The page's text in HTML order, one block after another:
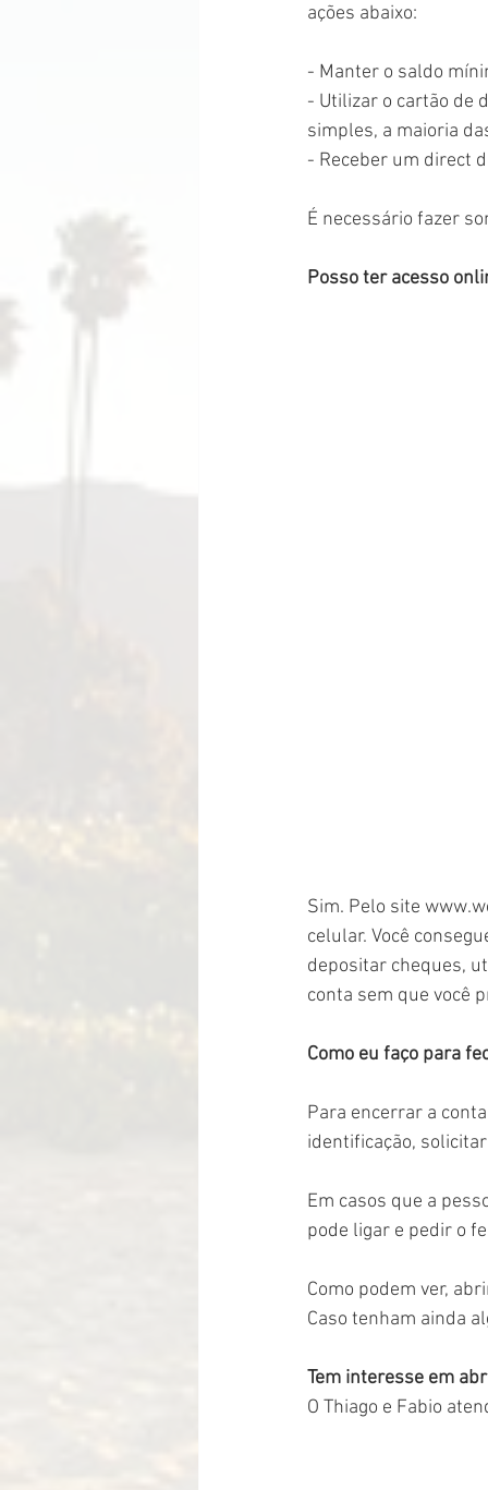
ações abaixo:
- Manter o saldo
- Utilizar o cartão de
simples, a maioria
- Receber um direct
É necessário fazer
Posso ter acesso
Sim. Pelo site
celular. Você
depositar cheques,
conta sem que você
Como eu faço para
Para encerrar a
identificação,
Em casos que a
pode ligar e pedir o
Como podem ver,
Caso tenham ainda
Tem interesse em
O Thiago e Fabio